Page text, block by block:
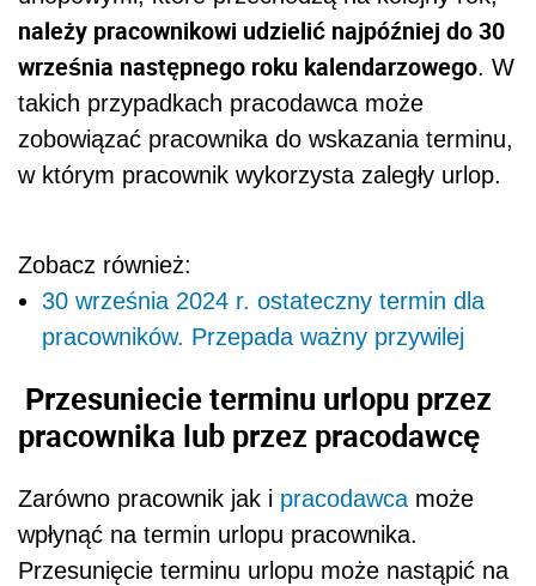
należy pracownikowi udzielić najpóźniej do 30
września następnego roku kalendarzowego. W
takich przypadkach pracodawca może
zobowiązać pracownika do wskazania terminu,
w którym pracownik wykorzysta zaległy urlop.
Zobacz również:
30 września 2024 r. ostateczny termin dla
pracowników. Przepada ważny przywilej
Przesuniecie terminu urlopu przez
pracownika lub przez pracodawcę
Zarówno pracownik jak i pracodawca może
wpłynąć na termin urlopu pracownika.
Przesunięcie terminu urlopu może nastąpić na